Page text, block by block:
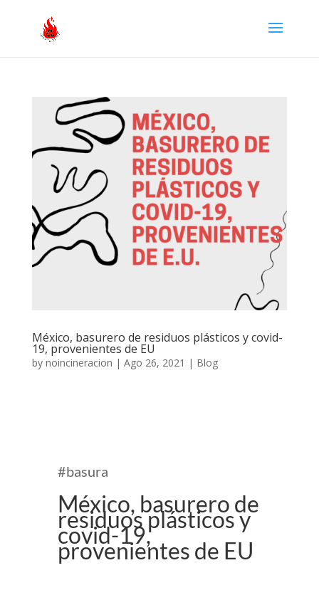
México, basurero de residuos plásticos y covid-
19, provenientes de EU
by noincineracion | Ago 26, 2021 | Blog
#basura
México, basurero de
residuos plásticos y
covid-19,
provenientes de EU